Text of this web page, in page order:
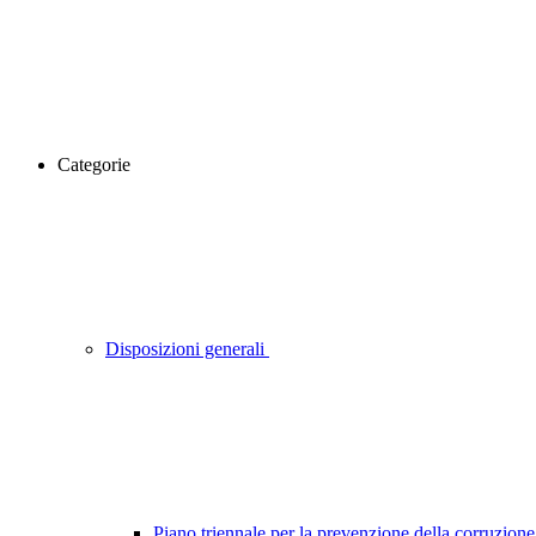
Categorie
Disposizioni generali